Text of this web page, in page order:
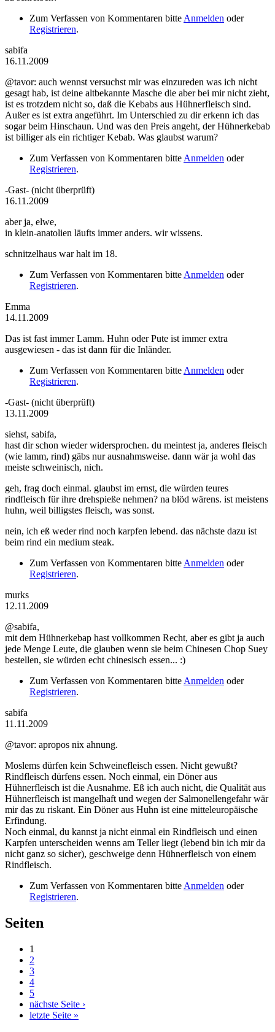
Zum Verfassen von Kommentaren bitte Anmelden oder
Registrieren.
sabifa
16.11.2009
@tavor: auch wennst versuchst mir was einzureden was ich nicht
gesagt hab, ist deine altbekannte Masche die aber bei mir nicht zieht,
ist es trotzdem nicht so, daß die Kebabs aus Hühnerfleisch sind.
Außer es ist extra angeführt. Im Unterschied zu dir erkenn ich das
sogar beim Hinschaun. Und was den Preis angeht, der Hühnerkebab
ist billiger als ein richtiger Kebab. Was glaubst warum?
Zum Verfassen von Kommentaren bitte Anmelden oder
Registrieren.
-Gast- (nicht überprüft)
16.11.2009
aber ja, elwe,
in klein-anatolien läufts immer anders. wir wissens.
schnitzelhaus war halt im 18.
Zum Verfassen von Kommentaren bitte Anmelden oder
Registrieren.
Emma
14.11.2009
Das ist fast immer Lamm. Huhn oder Pute ist immer extra
ausgewiesen - das ist dann für die Inländer.
Zum Verfassen von Kommentaren bitte Anmelden oder
Registrieren.
-Gast- (nicht überprüft)
13.11.2009
siehst, sabifa,
hast dir schon wieder widersprochen. du meintest ja, anderes fleisch
(wie lamm, rind) gäbs nur ausnahmsweise. dann wär ja wohl das
meiste schweinisch, nich.
geh, frag doch einmal. glaubst im ernst, die würden teures
rindfleisch für ihre drehspieße nehmen? na blöd wärens. ist meistens
huhn, weil billigstes fleisch, was sonst.
nein, ich eß weder rind noch karpfen lebend. das nächste dazu ist
beim rind ein medium steak.
Zum Verfassen von Kommentaren bitte Anmelden oder
Registrieren.
murks
12.11.2009
@sabifa,
mit dem Hühnerkebap hast vollkommen Recht, aber es gibt ja auch
jede Menge Leute, die glauben wenn sie beim Chinesen Chop Suey
bestellen, sie würden echt chinesisch essen... :)
Zum Verfassen von Kommentaren bitte Anmelden oder
Registrieren.
sabifa
11.11.2009
@tavor: apropos nix ahnung.
Moslems dürfen kein Schweinefleisch essen. Nicht gewußt?
Rindfleisch dürfens essen. Noch einmal, ein Döner aus
Hühnerfleisch ist die Ausnahme. Eß ich auch nicht, die Qualität aus
Hühnerfleisch ist mangelhaft und wegen der Salmonellengefahr wär
mir das zu riskant. Ein Döner aus Huhn ist eine mitteleuropäische
Erfindung.
Noch einmal, du kannst ja nicht einmal ein Rindfleisch und einen
Karpfen unterscheiden wenns am Teller liegt (lebend bin ich mir da
nicht ganz so sicher), geschweige denn Hühnerfleisch von einem
Rindfleisch.
Zum Verfassen von Kommentaren bitte Anmelden oder
Registrieren.
Seiten
1
2
3
4
5
nächste Seite ›
letzte Seite »